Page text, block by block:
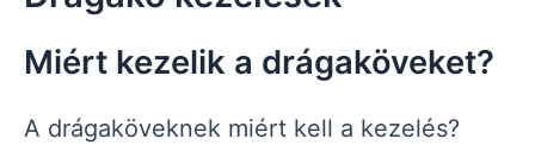
Miért kezelik a drágaköveket?
A drágaköveknek miért kell a kezelés?